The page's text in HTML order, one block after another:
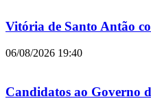
Vitória de Santo Antão
06/08/2026 19:40
Candidatos ao Governo